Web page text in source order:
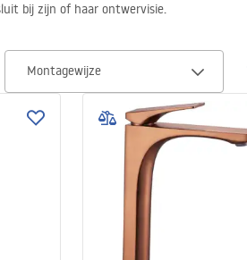
bij zijn of haar ontwervisie.
Montagewijze